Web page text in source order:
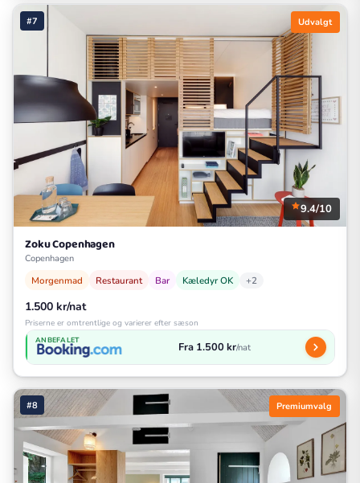
#7 Udvalgt
9.4/10
Zoku Copenhagen
Copenhagen
Morgenmad Restaurant Bar Kæledyr OK +2
1.500 kr/nat
Priserne er omtrentlige og varierer efter sæson
ANBEFALET Fra 1.500 kr/nat
#8 Premiumvalg